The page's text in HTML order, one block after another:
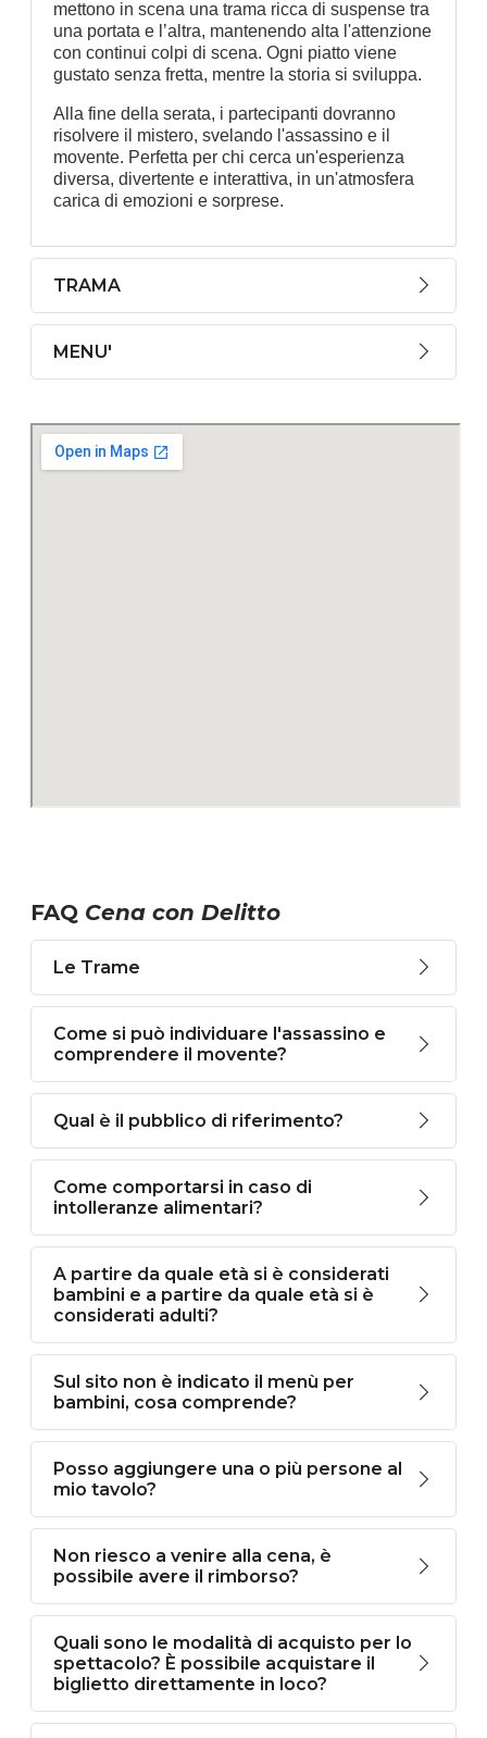
mettono in scena una trama ricca di suspense tra
una portata e l’altra, mantenendo alta l'attenzione
con continui colpi di scena. Ogni piatto viene
gustato senza fretta, mentre la storia si sviluppa.
Alla fine della serata, i partecipanti dovranno
risolvere il mistero, svelando l'assassino e il
movente. Perfetta per chi cerca un'esperienza
diversa, divertente e interattiva, in un'atmosfera
carica di emozioni e sorprese.
TRAMA
MENU'
FAQ Cena con Delitto
Le Trame
Come si può individuare l'assassino e
comprendere il movente?
Qual è il pubblico di riferimento?
Come comportarsi in caso di
intolleranze alimentari?
A partire da quale età si è considerati
bambini e a partire da quale età si è
considerati adulti?
Sul sito non è indicato il menù per
bambini, cosa comprende?
Posso aggiungere una o più persone al
mio tavolo?
Non riesco a venire alla cena, è
possibile avere il rimborso?
Quali sono le modalità di acquisto per lo
spettacolo? È possibile acquistare il
biglietto direttamente in loco?